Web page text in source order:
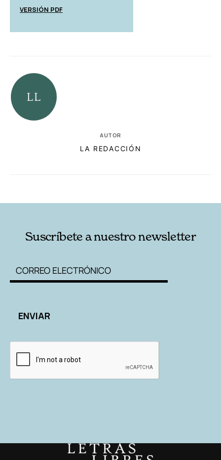
VERSIÓN PDF
AUTOR
LA REDACCIÓN
Suscríbete a nuestro newsletter